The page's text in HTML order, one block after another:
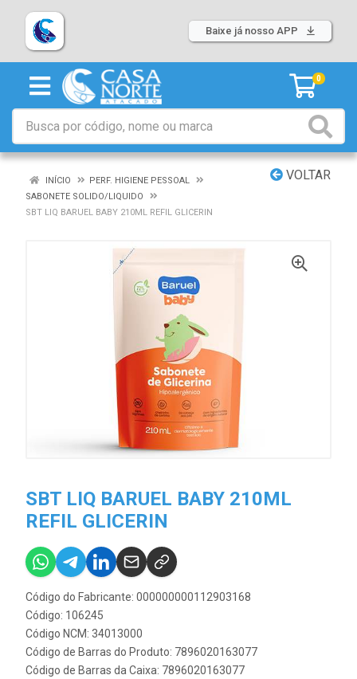
Baixe já nosso APP
0
VOLTAR
INÍCIO
PERF. HIGIENE PESSOAL
SABONETE SOLIDO/LIQUIDO
SBT LIQ BARUEL BABY 210ML REFIL GLICERIN
SBT LIQ BARUEL BABY 210ML
REFIL GLICERIN
Código do Fabricante: 000000000112903168
Código: 106245
Código NCM: 34013000
Código de Barras do Produto: 7896020163077
Código de Barras da Caixa: 7896020163077